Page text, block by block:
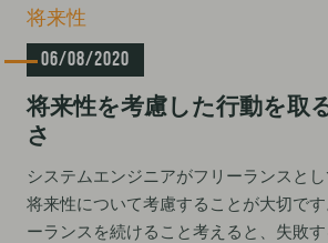
C
a
t
e
g
o
i
e
s
将来性
06/08/2020
将来性を考慮した行動を取
さ
システムエンジニアがフリーランスとし
将来性について考慮することが大切で
ーランスを続けること考えると、失敗